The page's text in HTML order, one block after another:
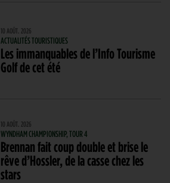
10 AOÛT. 2026
ACTUALITÉS TOURISTIQUES
Les immanquables de l’Info Tourisme
Golf de cet été
10 AOÛT. 2026
WYNDHAM CHAMPIONSHIP, TOUR 4
Brennan fait coup double et brise le
rêve d’Hossler, de la casse chez les
stars